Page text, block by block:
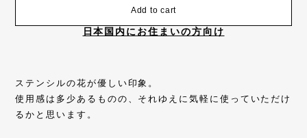
Add to cart
日本国内にお住まいの方向け
ステンシルの花が優しい印象。
使用感は多少あるものの、それゆえに気軽に使っていただけ
るかと思います。